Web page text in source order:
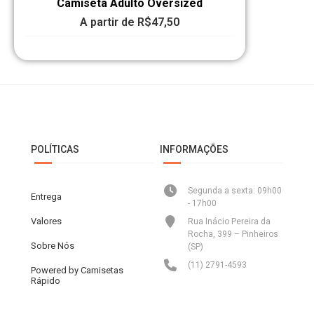
Camiseta Adulto Oversized
A partir de R$47,50
POLÍTICAS
Entrega
Valores
Sobre Nós
Powered by Camisetas
Rápido
INFORMAÇÕES
Segunda a sexta: 09h00
- 17h00
Rua Inácio Pereira da
Rocha, 399 – Pinheiros
(SP)
(11) 2791-4593